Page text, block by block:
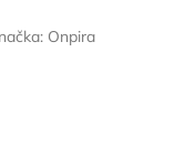
Onpira